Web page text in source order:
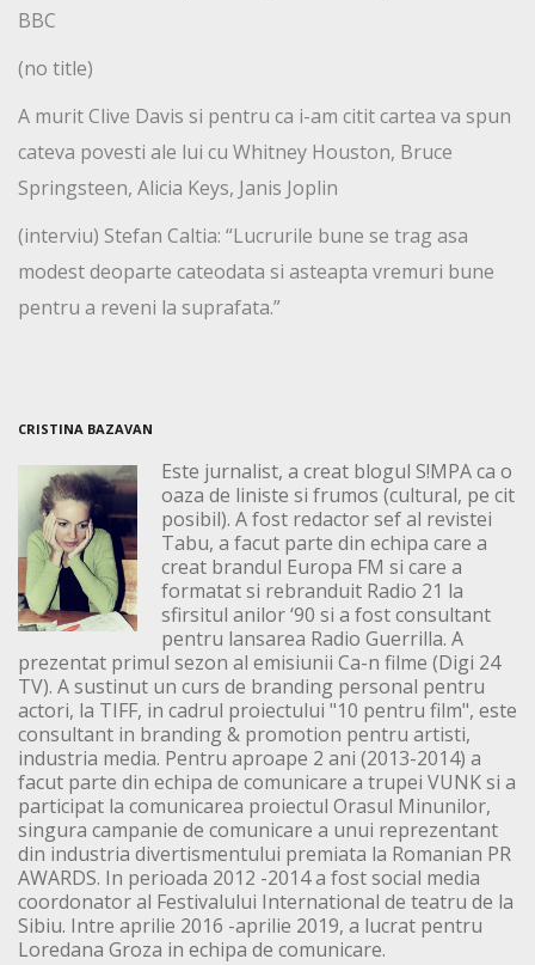
BBC
(no title)
A murit Clive Davis si pentru ca i-am citit cartea va spun
cateva povesti ale lui cu Whitney Houston, Bruce
Springsteen, Alicia Keys, Janis Joplin
(interviu) Stefan Caltia: “Lucrurile bune se trag asa
modest deoparte cateodata si asteapta vremuri bune
pentru a reveni la suprafata.”
CRISTINA BAZAVAN
Este jurnalist, a creat blogul S!MPA ca o
oaza de liniste si frumos (cultural, pe cit
posibil). A fost redactor sef al revistei
Tabu, a facut parte din echipa care a
creat brandul Europa FM si care a
formatat si rebranduit Radio 21 la
sfirsitul anilor ‘90 si a fost consultant
pentru lansarea Radio Guerrilla. A
prezentat primul sezon al emisiunii Ca-n filme (Digi 24
TV). A sustinut un curs de branding personal pentru
actori, la TIFF, in cadrul proiectului "10 pentru film", este
consultant in branding & promotion pentru artisti,
industria media. Pentru aproape 2 ani (2013-2014) a
facut parte din echipa de comunicare a trupei VUNK si a
participat la comunicarea proiectul Orasul Minunilor,
singura campanie de comunicare a unui reprezentant
din industria divertismentului premiata la Romanian PR
AWARDS. In perioada 2012 -2014 a fost social media
coordonator al Festivalului International de teatru de la
Sibiu. Intre aprilie 2016 -aprilie 2019, a lucrat pentru
Loredana Groza in echipa de comunicare.